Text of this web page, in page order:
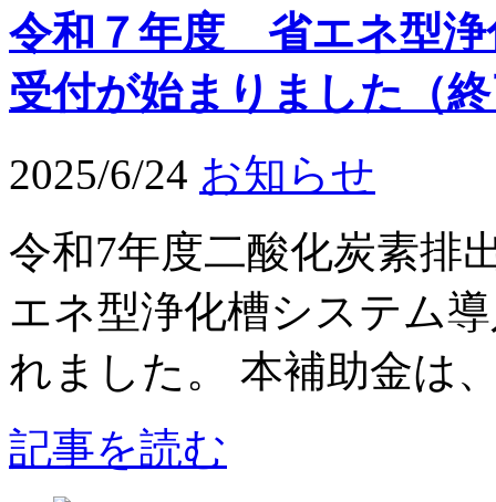
令和７年度 省エネ型浄
受付が始まりました（
2025/6/24 お知らせ
令和7年度二酸化炭素排
エネ型浄化槽システム
れました。 本補助金は
記事を読む